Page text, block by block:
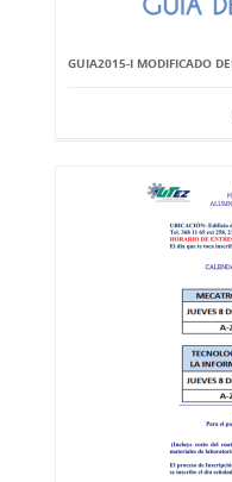
GUIA2015-I MODIFICADO